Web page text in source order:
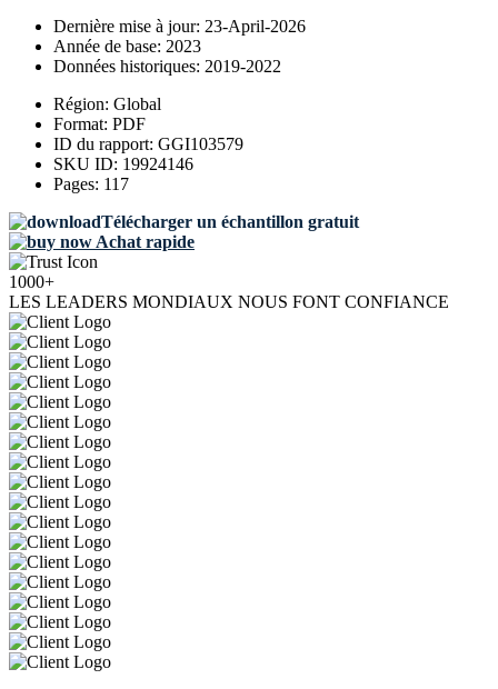
Dernière mise à jour: 23-April-2026
Année de base: 2023
Données historiques: 2019-2022
Région: Global
Format: PDF
ID du rapport: GGI103579
SKU ID: 19924146
Pages: 117
Télécharger un échantillon gratuit
Achat rapide
1000+
LES LEADERS MONDIAUX NOUS FONT CONFIANCE